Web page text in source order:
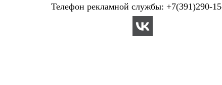
Телефон рекламной службы: +7(391)290-